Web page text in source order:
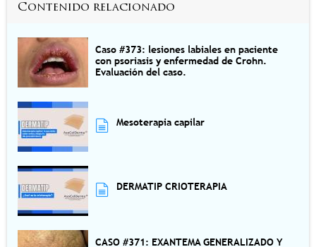
Contenido relacionado
Caso #373: lesiones labiales en paciente
con psoriasis y enfermedad de Crohn.
Evaluación del caso.
Mesoterapia capilar
DERMATIP CRIOTERAPIA
CASO #371: EXANTEMA GENERALIZADO Y